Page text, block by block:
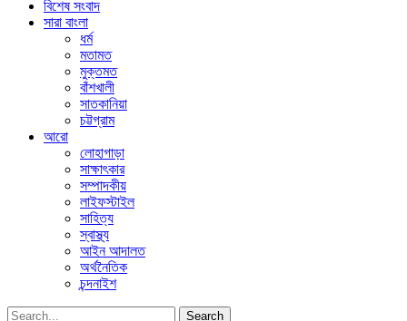
বিশেষ সংবাদ
সারা বাংলা
ধর্ম
মতামত
মুক্তমত
বাঁশখালী
সাতকানিয়া
চট্টগ্রাম
আরো
লোহাগাড়া
সাক্ষাৎকার
সম্পাদকীয়
লাইফস্টাইল
সাহিত্য
স্বাস্থ্য
আইন আদালত
অর্থনৈতিক
চন্দনাইশ